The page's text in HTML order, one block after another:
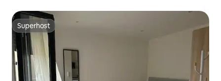
Superhost
Superhost